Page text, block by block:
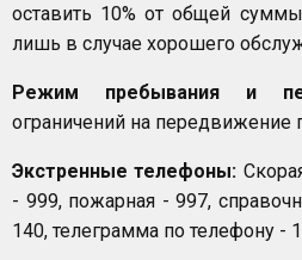
оставить 10% от общей
лишь в случае хорошего
Режим пребывания и
ограничений на передвижение
Экстренные телефоны:
- 999, пожарная - 997,
140, телеграмма по телефону -